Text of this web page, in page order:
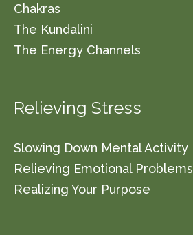
Chakras
The Kundalini
The Energy Channels
Relieving Stress
Slowing Down Mental Activity
Relieving Emotional Problems
Realizing Your Purpose